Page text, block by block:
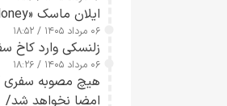
ایلان ماسک «X Money» را در آمریکا راه‌اندازی کرد
۰۶ مرداد ۱۴۰۵ / ۱۸:۵۲
زلنسکی وارد کاخ
۰۶ مرداد ۱۴۰۵ / ۱۸:۲۶
هیچ مصوبه سفری
امضا نخواهد